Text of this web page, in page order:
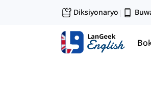
Diksiyonaryo |